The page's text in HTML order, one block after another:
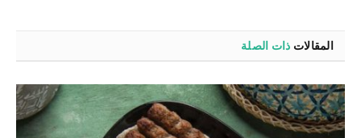
المقالات ذات الصلة